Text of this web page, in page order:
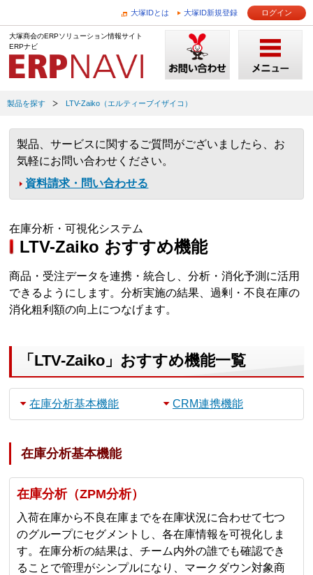
大塚IDとは 大塚ID新規登録 ログイン
大塚商会のERPソリューション情報サイト
ERPナビ
製品を探す LTV-Zaiko（エルティーブイザイコ）
製品、サービスに関するご質問がございましたら、お
気軽にお問い合わせください。
資料請求・問い合わせる
在庫分析・可視化システム
LTV-Zaiko おすすめ機能
商品・受注データを連携・統合し、分析・消化予測に活用
できるようにします。分析実施の結果、過剰・不良在庫の
消化粗利額の向上につなげます。
「LTV-Zaiko」おすすめ機能一覧
在庫分析基本機能 CRM連携機能
在庫分析基本機能
在庫分析（ZPM分析）
入荷在庫から不良在庫までを在庫状況に合わせて七つ
のグループにセグメントし、各在庫情報を可視化しま
す。在庫分析の結果は、チーム内外の誰でも確認でき
ることで管理がシンプルになり、マークダウン対象商